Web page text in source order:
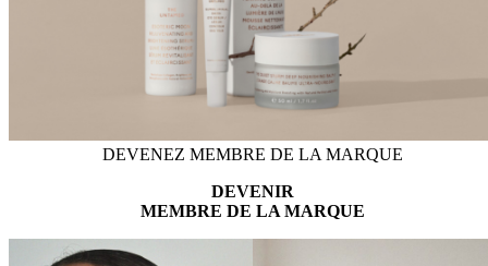
DEVENEZ MEMBRE DE LA MARQUE
DEVENIR
MEMBRE DE LA MARQUE